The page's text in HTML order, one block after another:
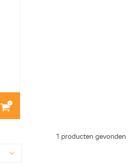
1 producten gevonden